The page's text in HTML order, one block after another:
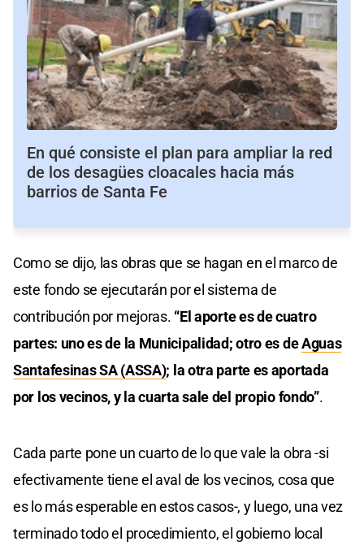
En qué consiste el plan para ampliar la red
de los desagües cloacales hacia más
barrios de Santa Fe
Como se dijo, las obras que se hagan en el marco de
este fondo se ejecutarán por el sistema de
contribución por mejoras. “El aporte es de cuatro
partes: uno es de la Municipalidad; otro es deAguas
Santafesinas SA (ASSA); la otra parte es aportada
por los vecinos, y la cuarta sale del propio fondo”.
Cada parte pone un cuarto de lo que vale la obra -si
efectivamente tiene el aval de los vecinos, cosa que
es lo más esperable en estos casos-, y luego, una vez
terminado todo el procedimiento, el gobierno local